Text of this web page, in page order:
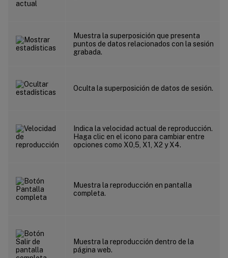
Muestra la superposición que presenta
puntos de datos relacionados con la sesión
grabada.
Oculta la superposición de datos de sesión.
Indica la velocidad actual de reproducción.
Haga clic en el icono para cambiar entre
opciones como X0,5, X1, X2 y X4.
Muestra la reproducción en pantalla
completa.
Muestra la reproducción dentro de la
página web.